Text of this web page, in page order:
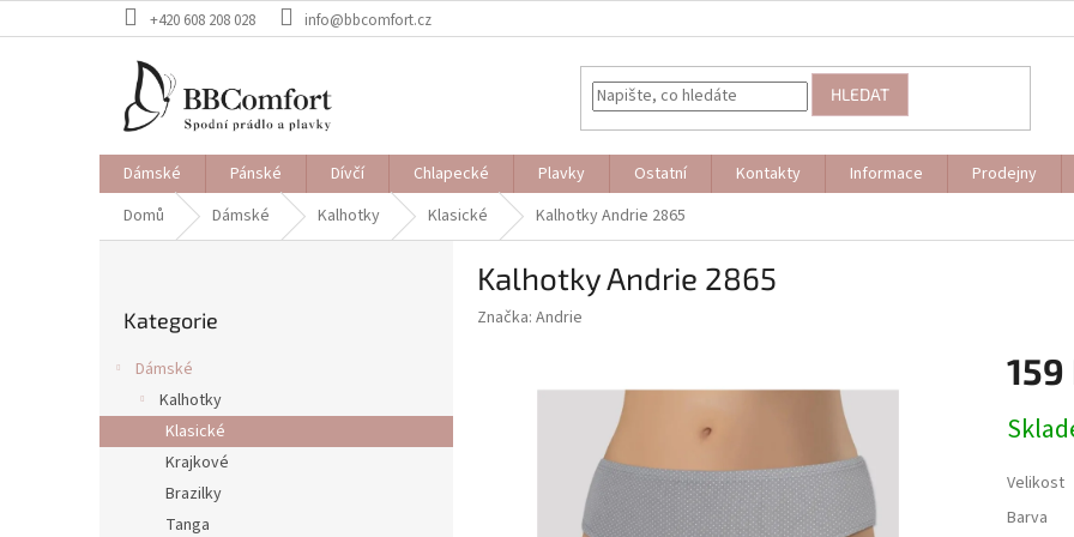
na
+420 608 208 028 info@bbcomfort.cz
HLEDAT
Dámské Pánské Dívčí Chlapecké Plavky Ostatní Kontakty Informace Prodejny
Domů
Dámské Kalhotky Klasické Kalhotky Andrie 2865
n
kategorie
Kategorie
Dámské
Kalhotky
Klasické
Krajkové
Brazilky
Tanga
Kalhotky Andrie 2865
Značka: Andrie
159
cena:
Velikost
Barva